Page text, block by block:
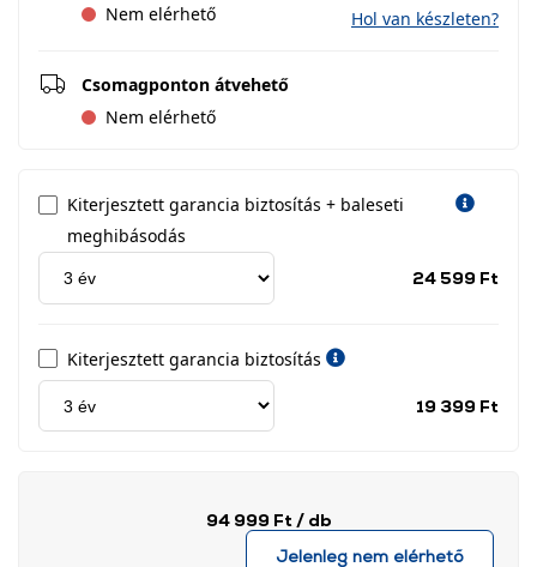
Nem elérhető
Hol van készleten?
Csomagponton átvehető
Nem elérhető
Kiterjesztett garancia biztosítás + baleseti
meghibásodás
24 599 Ft
Kiterjesztett garancia biztosítás
19 399 Ft
94 999 Ft / db
Jelenleg nem elérhető